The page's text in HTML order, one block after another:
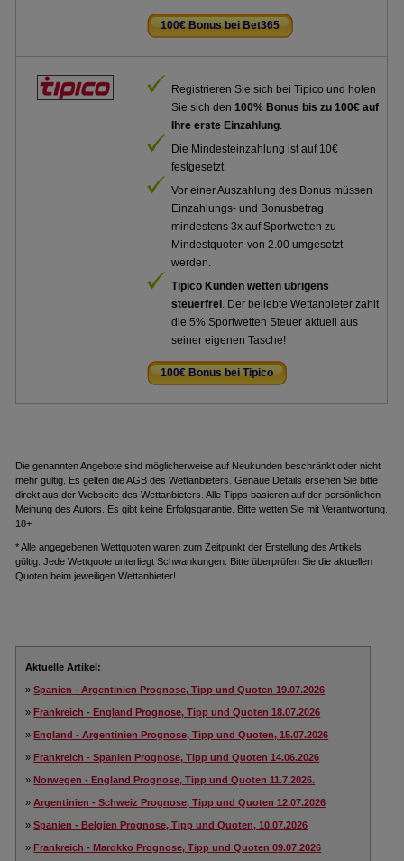
100€ Bonus bei Bet365
Registrieren Sie sich bei Tipico und holen
Sie sich den100% Bonus bis zu 100€ auf
Ihre erste Einzahlung.
Die Mindesteinzahlung ist auf 10€
festgesetzt.
Vor einer Auszahlung des Bonus müssen
Einzahlungs- und Bonusbetrag
mindestens 3x auf Sportwetten zu
Mindestquoten von 2.00 umgesetzt
werden.
Tipico Kunden wetten übrigens
steuerfrei. Der beliebte Wettanbieter zahlt
die 5% Sportwetten Steuer aktuell aus
seiner eigenen Tasche!
100€ Bonus bei Tipico
Die genannten Angebote sind möglicherweise auf Neukunden beschränkt oder nicht
mehr gültig. Es gelten die AGB des Wettanbieters. Genaue Details ersehen Sie bitte
direkt aus der Webseite des Wettanbieters. Alle Tipps basieren auf der persönlichen
Meinung des Autors. Es gibt keine Erfolgsgarantie. Bitte wetten Sie mit Verantwortung.
18+
* Alle angegebenen Wettquoten waren zum Zeitpunkt der Erstellung des Artikels
gültig. Jede Wettquote unterliegt Schwankungen. Bitte überprüfen Sie die aktuellen
Quoten beim jeweiligen Wettanbieter!
Aktuelle Artikel:
»Spanien - Argentinien Prognose, Tipp und Quoten 19.07.2026
»Frankreich - England Prognose, Tipp und Quoten 18.07.2026
»England - Argentinien Prognose, Tipp und Quoten, 15.07.2026
»Frankreich - Spanien Prognose, Tipp und Quoten 14.06.2026
»Norwegen - England Prognose, Tipp und Quoten 11.7.2026.
»Argentinien - Schweiz Prognose, Tipp und Quoten 12.07.2026
»Spanien - Belgien Prognose, Tipp und Quoten, 10.07.2026
»Frankreich - Marokko Prognose, Tipp und Quoten 09.07.2026